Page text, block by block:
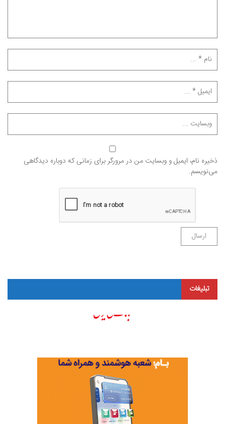
ذخیره نام، ایمیل و وبسایت من در مرورگر برای زمانی که دوباره دیدگاهی
می‌نویسم.
تبلیغات